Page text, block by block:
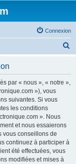
Connexion
par « nous », « notre »,
»), vous
suivantes. Si vous
les conditions
». Nous
et nous essaierons
vous conseillons de
continuez à participer à
été effectuées, vous
modifiées et mises à